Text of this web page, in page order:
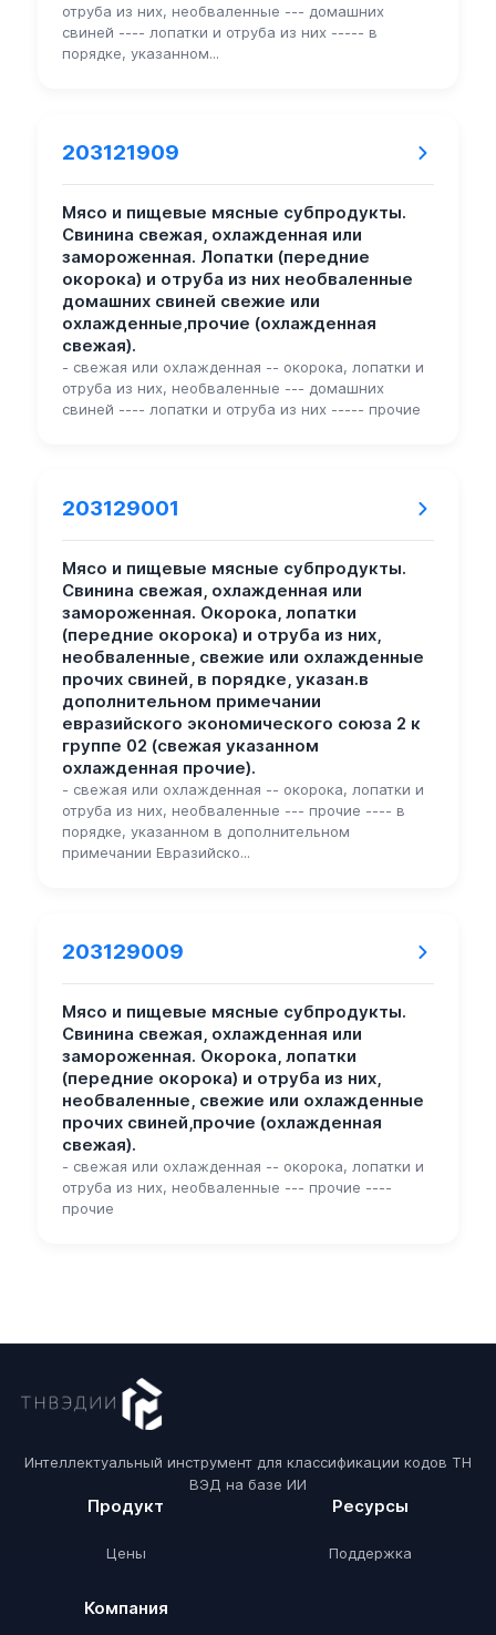
отруба из них, необваленные --- домашних
свиней ---- лопатки и отруба из них ----- в
порядке, указанном...
203121909
Мясо и пищевые мясные субпродукты.
Свинина свежая, охлажденная или
замороженная. Лопатки (передние
окорока) и отруба из них необваленные
домашних свиней свежие или
охлажденные,прочие (охлажденная
свежая).
- свежая или охлажденная -- окорока, лопатки и
отруба из них, необваленные --- домашних
свиней ---- лопатки и отруба из них ----- прочие
203129001
Мясо и пищевые мясные субпродукты.
Свинина свежая, охлажденная или
замороженная. Окорока, лопатки
(передние окорока) и отруба из них,
необваленные, свежие или охлажденные
прочих свиней, в порядке, указан.в
дополнительном примечании
евразийского экономического союза 2 к
группе 02 (свежая указанном
охлажденная прочие).
- свежая или охлажденная -- окорока, лопатки и
отруба из них, необваленные --- прочие ---- в
порядке, указанном в дополнительном
примечании Евразийско...
203129009
Мясо и пищевые мясные субпродукты.
Свинина свежая, охлажденная или
замороженная. Окорока, лопатки
(передние окорока) и отруба из них,
необваленные, свежие или охлажденные
прочих свиней,прочие (охлажденная
свежая).
- свежая или охлажденная -- окорока, лопатки и
отруба из них, необваленные --- прочие ----
прочие
Интеллектуальный инструмент для классификации кодов ТН
ВЭД на базе ИИ
Продукт
Цены
Ресурсы
Поддержка
Компания